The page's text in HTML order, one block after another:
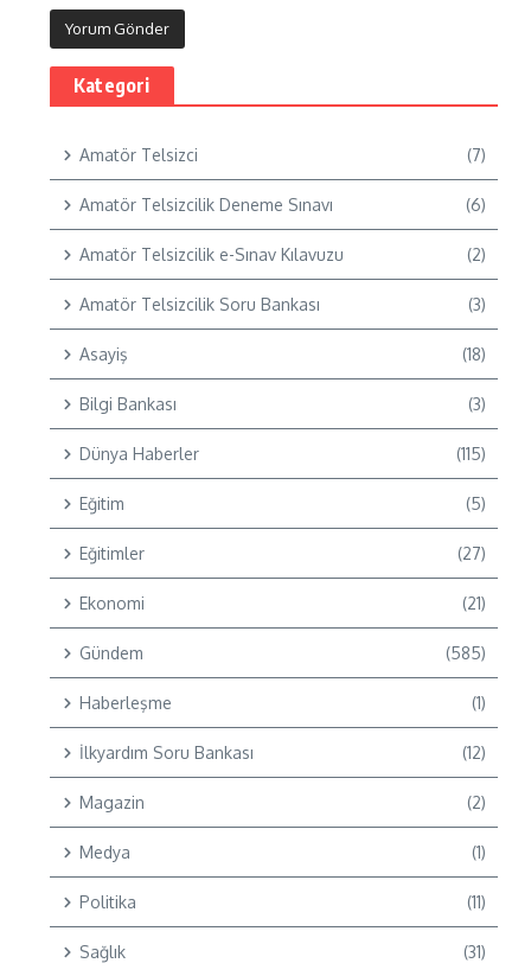
Kategori
Amatör Telsizci (7)
Amatör Telsizcilik Deneme Sınavı (6)
Amatör Telsizcilik e-Sınav Kılavuzu (2)
Amatör Telsizcilik Soru Bankası (3)
Asayiş (18)
Bilgi Bankası (3)
Dünya Haberler (115)
Eğitim (5)
Eğitimler (27)
Ekonomi (21)
Gündem (585)
Haberleşme (1)
İlkyardım Soru Bankası (12)
Magazin (2)
Medya (1)
Politika (11)
Sağlık (31)